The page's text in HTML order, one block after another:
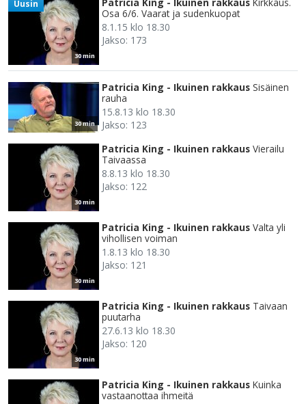
30 min
Uusin
Osa 6/6. Vaarat ja sudenkuopat
8.1.15 klo 18.30
Jakso: 173
30 min
Patricia King - Ikuinen rakkaus Sisäinen
rauha
15.8.13 klo 18.30
Jakso: 123
30 min
Patricia King - Ikuinen rakkaus Vierailu
Taivaassa
8.8.13 klo 18.30
Jakso: 122
30 min
Patricia King - Ikuinen rakkaus Valta yli
vihollisen voiman
1.8.13 klo 18.30
Jakso: 121
30 min
Patricia King - Ikuinen rakkaus Taivaan
puutarha
27.6.13 klo 18.30
Jakso: 120
Patricia King - Ikuinen rakkaus Kuinka
vastaanottaa ihmeitä